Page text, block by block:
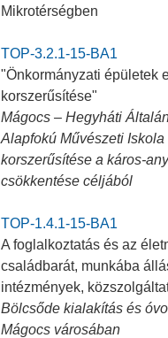
Mikrotérségben
TOP-3.2.1-15-BA1
"Önkormányzati épületek
korszerűsítése"
Mágocs – Hegyháti
Alapfokú Művészeti
korszerűsítése a káros-
csökkentése céljából
TOP-1.4.1-15-BA1
A foglalkoztatás és az
családbarát, munkába
intézmények,
Bölcsőde kialakítás és
Mágocs városában